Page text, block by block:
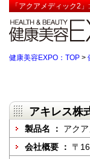
「アクアメディック2
健康美容EXPO：TOP >
アキレス株
製品名 ： アク
会社概要 ： 〒